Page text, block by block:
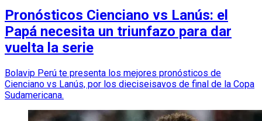
Pronósticos Cienciano vs Lanús: el
Papá necesita un triunfazo para dar
vuelta la serie
Bolavip Perú te presenta los mejores pronósticos de
Cienciano vs Lanús, por los dieciseisavos de final de la Copa
Sudamericana.